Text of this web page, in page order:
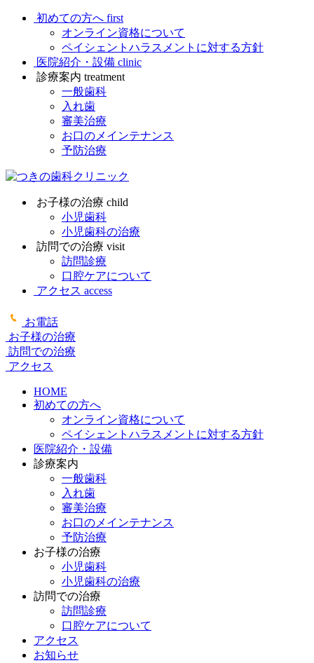
初めての方へ first
オンライン資格について
ペイシェントハラスメントに対する方針
医院紹介・設備 clinic
診療案内 treatment
一般歯科
入れ歯
審美治療
お口のメインテナンス
予防治療
お子様の治療 child
小児歯科
小児歯科の治療
訪問での治療 visit
訪問診療
口腔ケアについて
アクセス access
お電話
お子様の治療
訪問での治療
アクセス
HOME
初めての方へ
オンライン資格について
ペイシェントハラスメントに対する方針
医院紹介・設備
診療案内
一般歯科
入れ歯
審美治療
お口のメインテナンス
予防治療
お子様の治療
小児歯科
小児歯科の治療
訪問での治療
訪問診療
口腔ケアについて
アクセス
お知らせ